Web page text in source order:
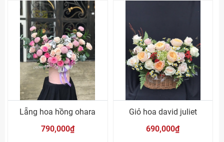
Lẵng hoa hồng ohara
790,000₫
Giỏ hoa david juliet
690,000₫